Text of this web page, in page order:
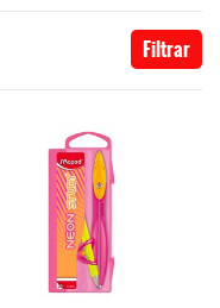
Filtrar